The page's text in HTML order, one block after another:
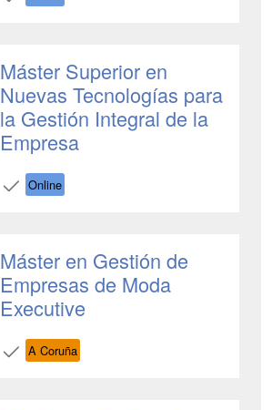
Máster Superior en
Nuevas Tecnologías para
la Gestión Integral de la
Empresa
Online
Máster en Gestión de
Empresas de Moda
Executive
A Coruña